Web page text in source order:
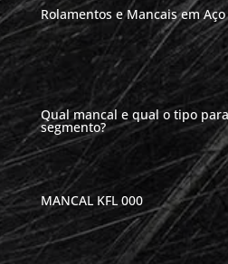
Rolamentos e Mancais em
Qual mancal e qual o tipo
segmento?
MANCAL KFL 000